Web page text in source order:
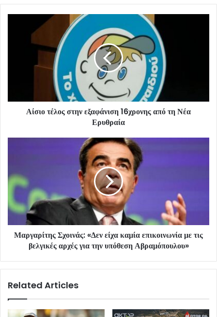
Αίσιο τέλος στην εξαφάνιση 16χρονης από τη Νέα
Ερυθραία
Μαργαρίτης Σχοινάς: «Δεν είχα καμία επικοινωνία με τις
βελγικές αρχές για την υπόθεση Αβραμόπουλου»
Related Articles